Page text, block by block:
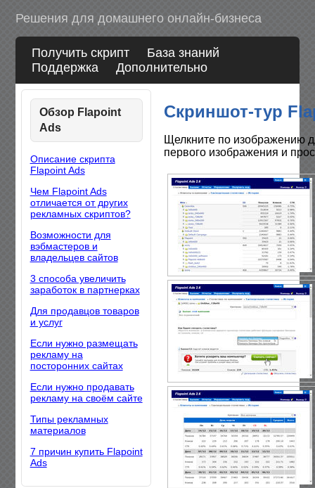
Решения для домашнего онлайн-бизнеса
Получить скрипт
База знаний
Поддержка
Дополнительно
Обзор Flapoint
Ads
Описание скрипта
Flapoint Ads
Чем Flapoint Ads
отличается от других
рекламных скриптов?
Возможности для
вэбмастеров и
владельцев сайтов
3 способа увеличить
заработок в партнерках
Для продавцов товаров
и услуг
Если нужно размещать
рекламу на
посторонних сайтах
Если нужно продавать
рекламу на своём сайте
Типы рекламных
материалов
7 причин купить Flapoint
Ads
Скриншот-тур
Щелкните по изображению
первого изображения и